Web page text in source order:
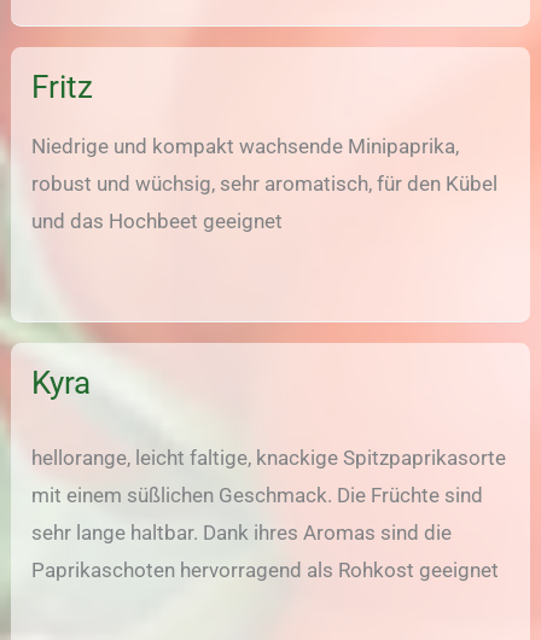
Fritz
Niedrige und kompakt wachsende Minipaprika,
robust und wüchsig, sehr aromatisch, für den Kübel
und das Hochbeet geeignet
Kyra
hellorange, leicht faltige, knackige Spitzpaprikasorte
mit einem süßlichen Geschmack. Die Früchte sind
sehr lange haltbar. Dank ihres Aromas sind die
Paprikaschoten hervorragend als Rohkost geeignet